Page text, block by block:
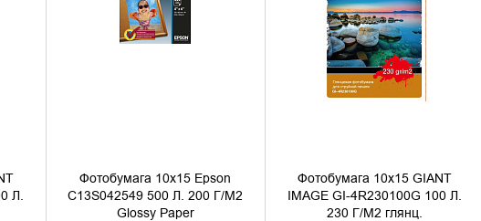
Л.
Фотобумага 10х15 Epson
C13S042549 500 Л. 200 Г/М2
Glossy Paper
Фотобумага 10х15 GIANT
IMAGE GI-4R230100G 100 Л.
230 Г/М2 глянц.